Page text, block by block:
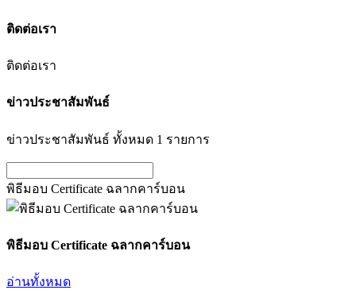
ติดต่อเรา
ติดต่อเรา
ข่าวประชาสัมพันธ์
ข่าวประชาสัมพันธ์ ทั้งหมด 1 รายการ
พิธีมอบ Certificate ฉลากคาร์บอน
พิธีมอบ Certificate ฉลากคาร์บอน
อ่านทั้งหมด